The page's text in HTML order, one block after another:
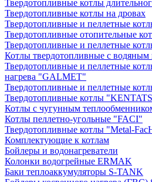
Твердотопливные котлы
Твердотопливные котлы на дровах
Твердотопливные и пеллетные
Твердотопливные отопительные
Твердотопливные и пеллетные
Котлы твердотопливные с
Твердотопливные и пеллетные
нагрева "GALMET"
Твердотопливные и пеллетные
Твердотопливные котлы
Котлы с чугунным
Котлы пеллетно-угольные "FACI"
Твердотопливные котлы "Metal-
Комплектующие к котлам
Бойлеры и водонагреватели
Колонки водогрейные ERMAK
Баки теплоаккумуляторы S-TANK